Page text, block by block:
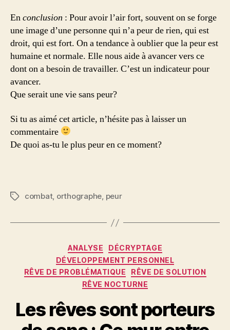
Enconclusion : Pour avoir l’air fort, souvent on se forge
une image d’une personne qui n’a peur de rien, qui est
droit, qui est fort. On a tendance à oublier que la peur est
humaine et normale. Elle nous aide à avancer vers ce
dont on a besoin de travailler. C’est un indicateur pour
avancer.
Que serait une vie sans peur?
Si tu as aimé cet article, n’hésite pas à laisser un
commentaire
De quoi as-tu le plus peur en ce moment?
Étiquettes
combat, orthographe, peur
Catégories
ANALYSE
DÉCRYPTAGE
DÉVELOPPEMENT PERSONNEL
RÊVE DE PROBLÉMATIQUE
RÊVE DE SOLUTION
RÊVE NOCTURNE
Les rêves sont porteurs